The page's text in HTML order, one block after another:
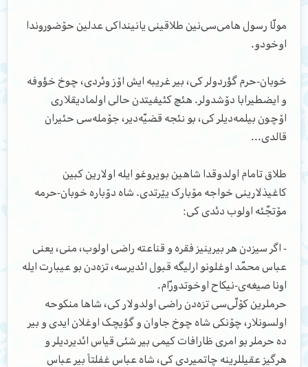
مولّا رسول هامی‌سی‌نین طلاقینی یانینداکی عدلین حۆضوروندا
اوخودو.
خوبان-حرم گؤردولر کی، بیر غریبه ایش اۆز وئردی، چوخ خؤوفه
و ایضطیرابا دۆشدولر. هئچ کئیفیتدن حالی اولمادیقلاری
اۆچون بیلمه‌دیلر کی، بو نئجه قضیّه‌دیر، ج‍ۆمله‌سی حئیران
قالدی...
طلاق تامام اولدوقدا شاهین بویروغو ایله اولارین کبین
کاغیذلارینی خواجه مۆبارک یؽرتدی. شاه دۆباره خوبان-حرمه
مۆتجّئه اولوب دئدی کی:
- اگر سیزدن هر بیرینیز فقره و قناعته راضی اولوب، منی، یعنی
عباس محمّد اوغلونو ارلیگه قبول ائدیرسه، تزه‌دن بو عیبارت ایله
اونا صیغه‌ی-نیکاح اوخوتدورّام.
حرملرین کۆلّی‌سی تزه‌دن راضی اولدولار کی، شاها منکوحه
اولسونلار، چۆنکی شاه چوخ جاوان و گؤیچک اوغلان ایدی و بیر
ده حرملر بو امری ظارافات کیمی بیر شئی قیاس ائدیردیلر و
هرگیز عقیللرینه چاتمیردی کی، شاه عباس غفلتاً بیر عباس